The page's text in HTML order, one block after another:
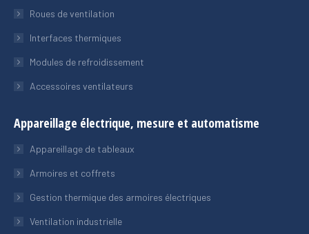
Roues de ventilation
Interfaces thermiques
Modules de refroidissement
Accessoires ventilateurs
Appareillage électrique, mesure et automatisme
Appareillage de tableaux
Armoires et coffrets
Gestion thermique des armoires électriques
Ventilation industrielle